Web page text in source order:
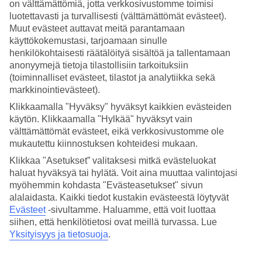
Hae
Olet nyt kohdassa
Etusivu
Portugali
Madeira
Canico do Baixo
Hotellit
Hotellit Canico do Baixo
Katso kaikki hotellit kohteessa Canico do Baixo. TUIlta löydät
hotellit jokaiseen makuun. Hotelli perheelle tai aikuiseen makuun,
täyden palvelun All Inclusive -hotelli tai tunnelmallinen pikkuhotelli,
lomaluksusta tai edullisempi vaihtoehto? Mitä ikinä haluatkaan,
meiltä löydät juuri sopivan hotellin. Tutustu alapuolella kohteen
on välttämättömiä, jotta verkkosivustomme toimisi
luotettavasti ja turvallisesti (välttämättömät evästeet).
Muut evästeet auttavat meitä parantamaan
käyttökokemustasi, tarjoamaan sinulle
henkilökohtaisesti räätälöityä sisältöä ja tallentamaan
anonyymejä tietoja tilastollisiin tarkoituksiin
(toiminnalliset evästeet, tilastot ja analytiikka sekä
markkinointievästeet).
Klikkaamalla "Hyväksy" hyväksyt kaikkien evästeiden
käytön. Klikkaamalla "Hylkää" hyväksyt vain
välttämättömät evästeet, eikä verkkosivustomme ole
mukautettu kiinnostuksen kohteidesi mukaan.
Klikkaa "Asetukset” valitaksesi mitkä evästeluokat
haluat hyväksyä tai hylätä. Voit aina muuttaa valintojasi
myöhemmin kohdasta "Evästeasetukset" sivun
alalaidasta. Kaikki tiedot kustakin evästeestä löytyvät
Evästeet-sivultamme. Haluamme, että voit luottaa
siihen, että henkilötietosi ovat meillä turvassa. Lue
Yksityisyys ja tietosuoja.